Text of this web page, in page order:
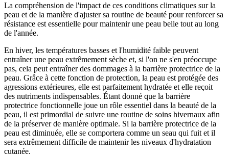
La compréhension de l'impact de ces conditions climatiques sur la
peau et de la manière d'ajuster sa routine de beauté pour renforcer sa
résistance est essentielle pour maintenir une peau belle tout au long
de l'année.
En hiver, les températures basses et l'humidité faible peuvent
entraîner une peau extrêmement sèche et, si l'on ne s'en préoccupe
pas, cela peut entraîner des dommages à la barrière protectrice de la
peau. Grâce à cette fonction de protection, la peau est protégée des
agressions extérieures, elle est parfaitement hydratée et elle reçoit
des nutriments indispensables. Étant donné que la barrière
protectrice fonctionnelle joue un rôle essentiel dans la beauté de la
peau, il est primordial de suivre une routine de soins hivernaux afin
de la préserver de manière optimale. Si la barrière protectrice de la
peau est diminuée, elle se comportera comme un seau qui fuit et il
sera extrêmement difficile de maintenir les niveaux d'hydratation
cutanée.